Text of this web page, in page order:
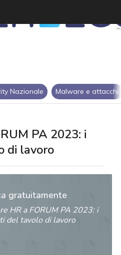
Nazionale Malware e attacchi
PA 2023: i
di lavoro
gratuitamente
HR a FORUM PA 2023: i
del tavolo di lavoro